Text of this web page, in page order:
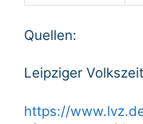
Quellen:
Leipziger
https://